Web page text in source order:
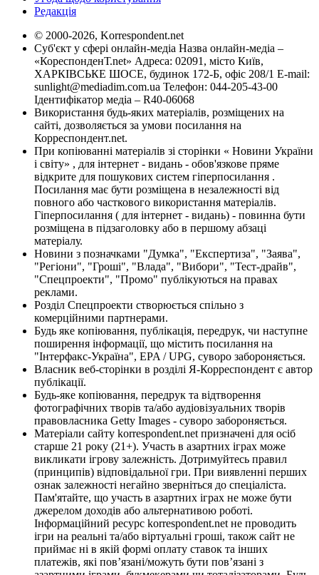
Редакція
© 2000-2026, Korrespondent.net
Суб'єкт у сфері онлайн-медіа Назва онлайн-медіа –
«КореспонденТ.net» Адреса: 02091, місто Київ,
ХАРКІВСЬКЕ ШОСЕ, будинок 172-Б, офіс 208/1 E-mail:
sunlight@mediadim.com.ua Телефон: 044-205-43-00
Ідентифікатор медіа – R40-06068
Використання будь-яких матеріалів, розміщених на
сайті, дозволяється за умови посилання на
Корреспондент.net.
При копіюванні матеріалів зі сторінки « Новини України
і світу» , для інтернет - видань - обов'язкове пряме
відкрите для пошукових систем гіперпосилання .
Посилання має бути розміщена в незалежності від
повного або часткового використання матеріалів.
Гіперпосилання ( для інтернет - видань) - повинна бути
розміщена в підзаголовку або в першому абзаці
матеріалу.
Новини з позначками "Думка", "Експертиза", "Заява",
"Регіони", "Гроші", "Влада", "Вибори", "Тест-драйв",
"Спецпроекти", "Промо" публікуються на правах
реклами.
Розділ Спецпроекти створюється спільно з
комерційними партнерами.
Будь яке копіювання, публікація, передрук, чи наступне
поширення інформації, що містить посилання на
"Інтерфакс-Україна", EPA / UPG, суворо забороняється.
Власник веб-сторінки в розділі Я-Корреспондент є автор
публікації.
Будь-яке копіювання, передрук та відтворення
фотографічних творів та/або аудіовізуальних творів
правовласника Getty Images - суворо забороняється.
Матеріали сайту korrespondent.net призначені для осіб
старше 21 року (21+). Участь в азартних іграх може
викликати ігрову залежність. Дотримуйтесь правил
(принципів) відповідальної гри. При виявленні перших
ознак залежності негайно зверніться до спеціаліста.
Пам'ятайте, що участь в азартних іграх не може бути
джерелом доходів або альтернативою роботі.
Інформаційний ресурс korrespondent.net не проводить
ігри на реальні та/або віртуальні гроші, також сайт не
приймає ні в якій формі оплату ставок та інших
платежів, які пов’язані/можуть бути пов’язані з